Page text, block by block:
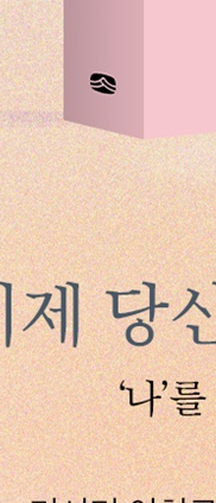
으면 만나라 | 삶의 우
을 청하는 것도 용기다 |